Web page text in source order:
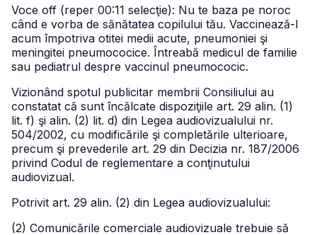
Voce off (reper 00:11 selecţie): Nu te baza pe noroc
când e vorba de sănătatea copilului tău. Vaccinează-l
acum împotriva otitei medii acute, pneumoniei şi
meningitei pneumococice. Întreabă medicul de familie
sau pediatrul despre vaccinul pneumococic.
Vizionând spotul publicitar membrii Consiliului au
constatat că sunt încălcate dispoziţiile art. 29 alin. (1)
lit. f) şi alin. (2) lit. d) din Legea audiovizualului nr.
504/2002, cu modificările şi completările ulterioare,
precum şi prevederile art. 29 din Decizia nr. 187/2006
privind Codul de reglementare a conţinutului
audiovizual.
Potrivit art. 29 alin. (2) din Legea audiovizualului:
(2) Comunicările comerciale audiovizuale trebuie să